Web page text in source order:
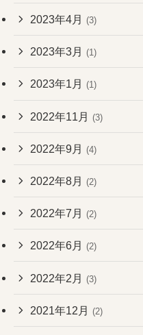
2023年4月 (3)
2023年3月 (1)
2023年1月 (1)
2022年11月 (3)
2022年9月 (4)
2022年8月 (2)
2022年7月 (2)
2022年6月 (2)
2022年2月 (3)
2021年12月 (2)